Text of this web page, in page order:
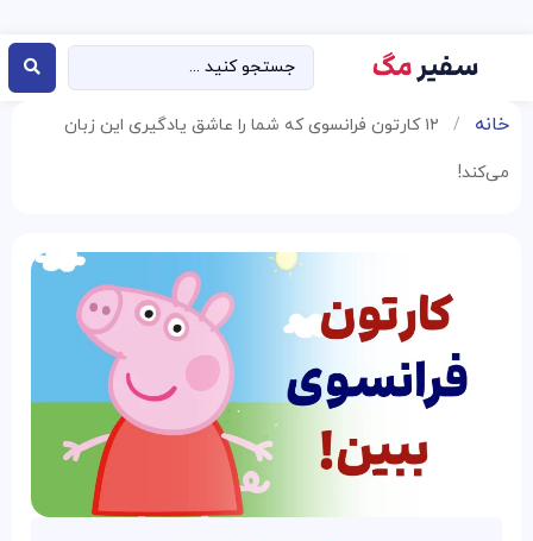
خانه / ۱۲ کارتون فرانسوی که شما را عاشق یادگیری این زبان
می‌کند!